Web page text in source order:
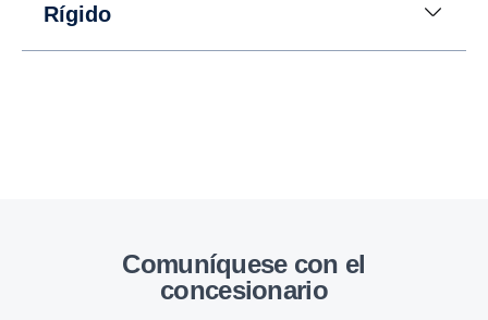
Rígido
Comuníquese con el
concesionario